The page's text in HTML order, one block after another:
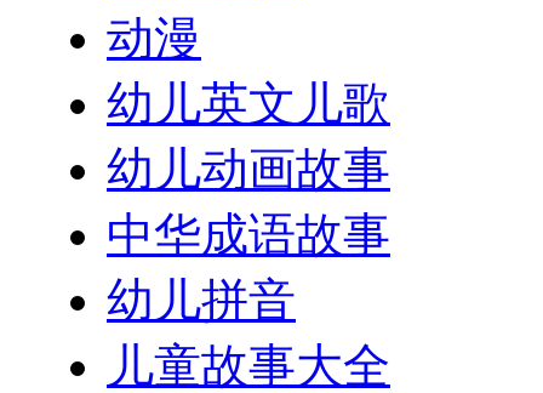
动漫
幼儿英文儿歌
幼儿动画故事
中华成语故事
幼儿拼音
儿童故事大全